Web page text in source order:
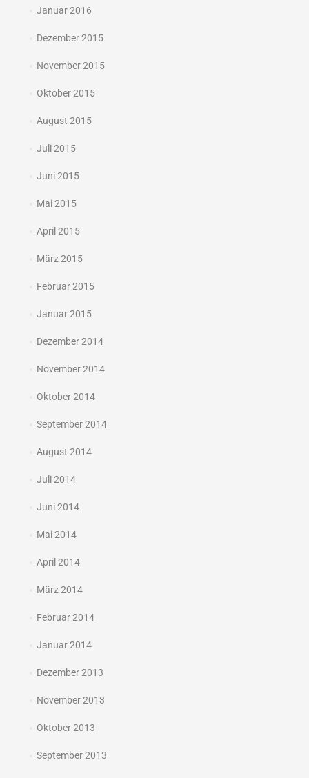
Januar 2016
Dezember 2015
November 2015
Oktober 2015
August 2015
Juli 2015
Juni 2015
Mai 2015
April 2015
März 2015
Februar 2015
Januar 2015
Dezember 2014
November 2014
Oktober 2014
September 2014
August 2014
Juli 2014
Juni 2014
Mai 2014
April 2014
März 2014
Februar 2014
Januar 2014
Dezember 2013
November 2013
Oktober 2013
September 2013